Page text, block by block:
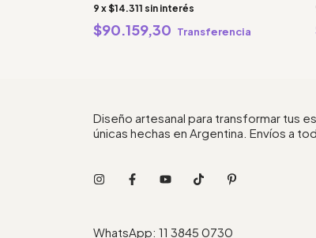
9 x$14.311 sin interés
$90.159,30 Transferencia
Diseño artesanal para transformar tus
únicas hechas en Argentina. Envíos a
WhatsApp: 11 3845 0730